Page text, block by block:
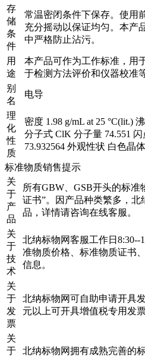
存
储
条
件
常温密闭条件下保存。使用
充分摇动以保证均匀。本产
中严格防止沾污。
用
途
本产品可作为工作标准，用
于检测方法评价和仪器校准
别
名
电导
理
化
性
质
密度 1.98 g/mL at 25 °C(lit.)
分子式 ClK 分子量 74.551 闪
73.932564 外观性状 白色晶体
标准物质销售提示
关
于
产
品
所有GBW、GSB开头的标
证书”。因产品种类繁多，
品，详情请咨询在线客服。
关
于
技
术
北纳标物网客服工作日8:30--
准物质价格、标准物质证书
信息。
关
于
发
票
北纳标物网可自助申请开具
元以上可开具增值税专用发票
关
于
北纳标物网拥有成熟完善的